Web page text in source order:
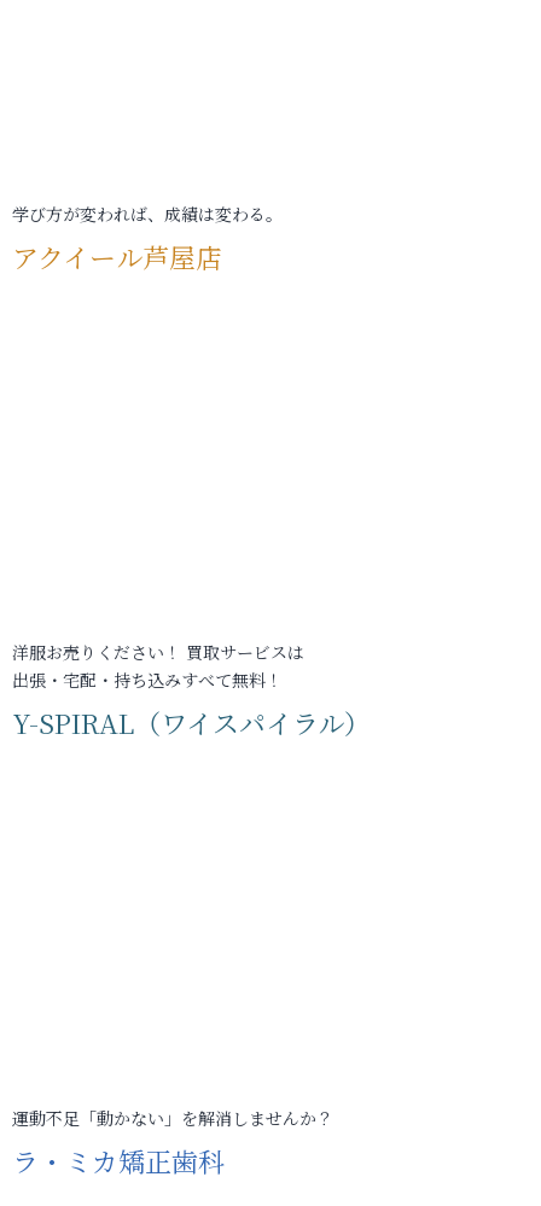
学び方が変われば、成績は変わる。
アクイール芦屋店
洋服お売りください！ 買取サービスは
出張・宅配・持ち込みすべて無料！
Y-SPIRAL（ワイスパイラル）
運動不足「動かない」を解消しませんか？
ラ・ミカ矯正歯科